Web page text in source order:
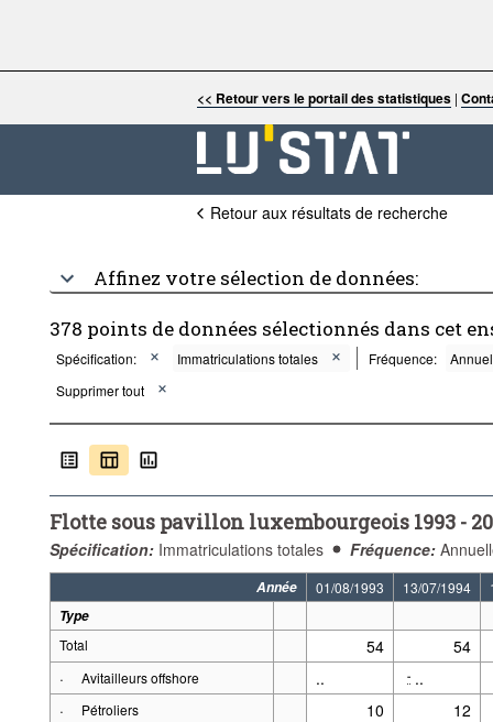
<< Retour vers le portail des statistiques |
Retour aux résultats de recherche
Affinez votre sélection de données:
378 points de données sélectionnés dans cet
Spécification: Immatriculations totales Fréquence:
Supprimer tout
Flotte sous pavillon luxembourgeois 1993 -
Spécification: Immatriculations totales Fréquence:
Année 01/08/1993 13/07/1994
Type
Total
54
54
·
Avitailleurs offshore .. - ..
·
Pétroliers 10
12